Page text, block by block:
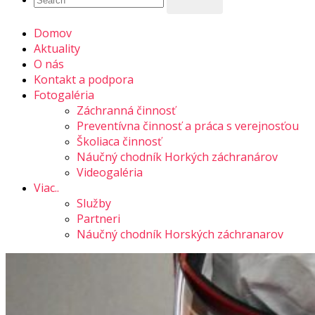
Domov
Aktuality
O nás
Kontakt a podpora
Fotogaléria
Záchranná činnosť
Preventívna činnosť a práca s verejnosťou
Školiaca činnosť
Náučný chodník Horkých záchranárov
Videogaléria
Viac..
Služby
Partneri
Náučný chodník Horských záchranarov